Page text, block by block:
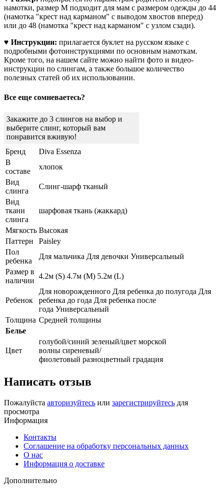
намотки, размер М подходит для мам с размером одежды до 44
(намотка "крест над карманом" с выводом хвостов вперед)
или до 48 (намотка "крест над карманом" с узлом сзади).
♥ Инструкции: прилагается буклет на русском языке с
подробными фотоинструкциями по основным намоткам.
Кроме того, на нашем сайте можно найти фото и видео-
инструкции по слингам, а также большое количество
полезных статей об их использовании.
Все еще сомневаетесь?
Закажите до 3 слингов на выбор и
выберите слинг, который вам
понравится вживую!
Бренд
Diva Essenza
В
составе
хлопок
Вид
слинга
Слинг-шарф тканый
Вид
ткани
слинга
шарфовая ткань (жаккард)
Мягкость Высокая
Паттерн
Paisley
Пол
ребенка
Для мальчика Для девочки Универсальный
Размер в
наличии
4.2м (S) 4.7м (M) 5.2м (L)
Ребенок
Для новорожденного Для ребенка до полугода Для
ребенка до года Для ребенка после
года Универсальный
Толщина Средней толщины
Белье
Цвет
голубой/синий зеленый/цвет морской
волны сиреневый/
фиолетовый разноцветный градация
Написать отзыв
Пожалуйста авторизуйтесь или зарегистрируйтесь для
просмотра
Информация
Контакты
Соглашение на обработку персональных данных
О нас
Информация о доставке
Дополнительно